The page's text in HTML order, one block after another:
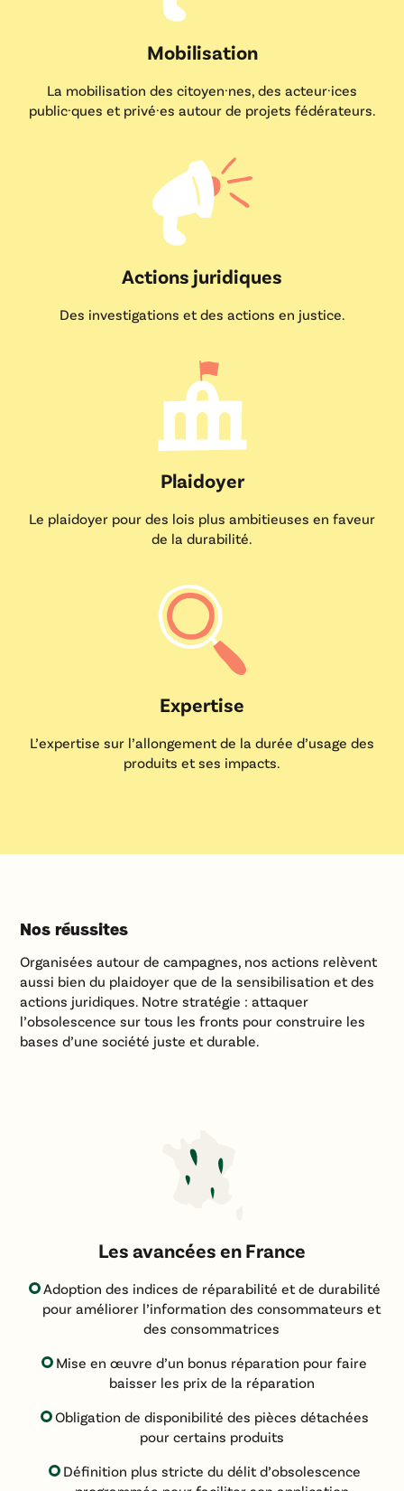
Mobilisation
La mobilisation des citoyen·nes, des acteur·ices
public·ques et privé·es autour de projets fédérateurs.
Actions juridiques
Des investigations et des actions en justice.
Plaidoyer
Le plaidoyer pour des lois plus ambitieuses en faveur
de la durabilité.
Expertise
L’expertise sur l’allongement de la durée d’usage des
produits et ses impacts.
Nos réussites
Organisées autour de campagnes, nos actions relèvent
aussi bien du plaidoyer que de la sensibilisation et des
actions juridiques. Notre stratégie : attaquer
l’obsolescence sur tous les fronts pour construire les
bases d’une société juste et durable.
Les avancées en France
Adoption des indices de réparabilité et de durabilité
pour améliorer l’information des consommateurs et
des consommatrices
Mise en œuvre d’un bonus réparation pour faire
baisser les prix de la réparation
Obligation de disponibilité des pièces détachées
pour certains produits
Définition plus stricte du délit d’obsolescence